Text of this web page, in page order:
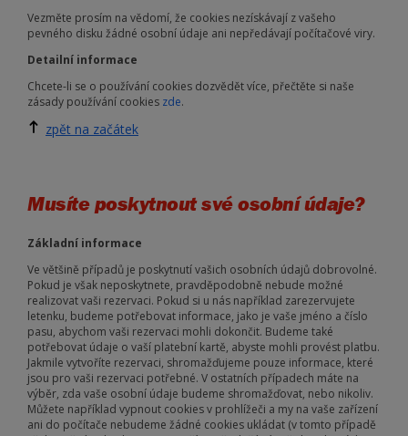
Vezměte prosím na vědomí, že cookies nezískávají z vašeho
pevného disku žádné osobní údaje ani nepředávají počítačové viry.
Detailní informace
Chcete-li se o používání cookies dozvědět více, přečtěte si naše
zásady používání cookies zde.
zpět na začátek
Musíte poskytnout své osobní údaje?
Základní informace
Ve většině případů je poskytnutí vašich osobních údajů dobrovolné.
Pokud je však neposkytnete, pravděpodobně nebude možné
realizovat vaši rezervaci. Pokud si u nás například zarezervujete
letenku, budeme potřebovat informace, jako je vaše jméno a číslo
pasu, abychom vaši rezervaci mohli dokončit. Budeme také
potřebovat údaje o vaší platební kartě, abyste mohli provést platbu.
Jakmile vytvoříte rezervaci, shromažďujeme pouze informace, které
jsou pro vaši rezervaci potřebné. V ostatních případech máte na
výběr, zda vaše osobní údaje budeme shromažďovat, nebo nikoliv.
Můžete například vypnout cookies v prohlížeči a my na vaše zařízení
ani do počítače nebudeme žádné cookies ukládat (v tomto případě